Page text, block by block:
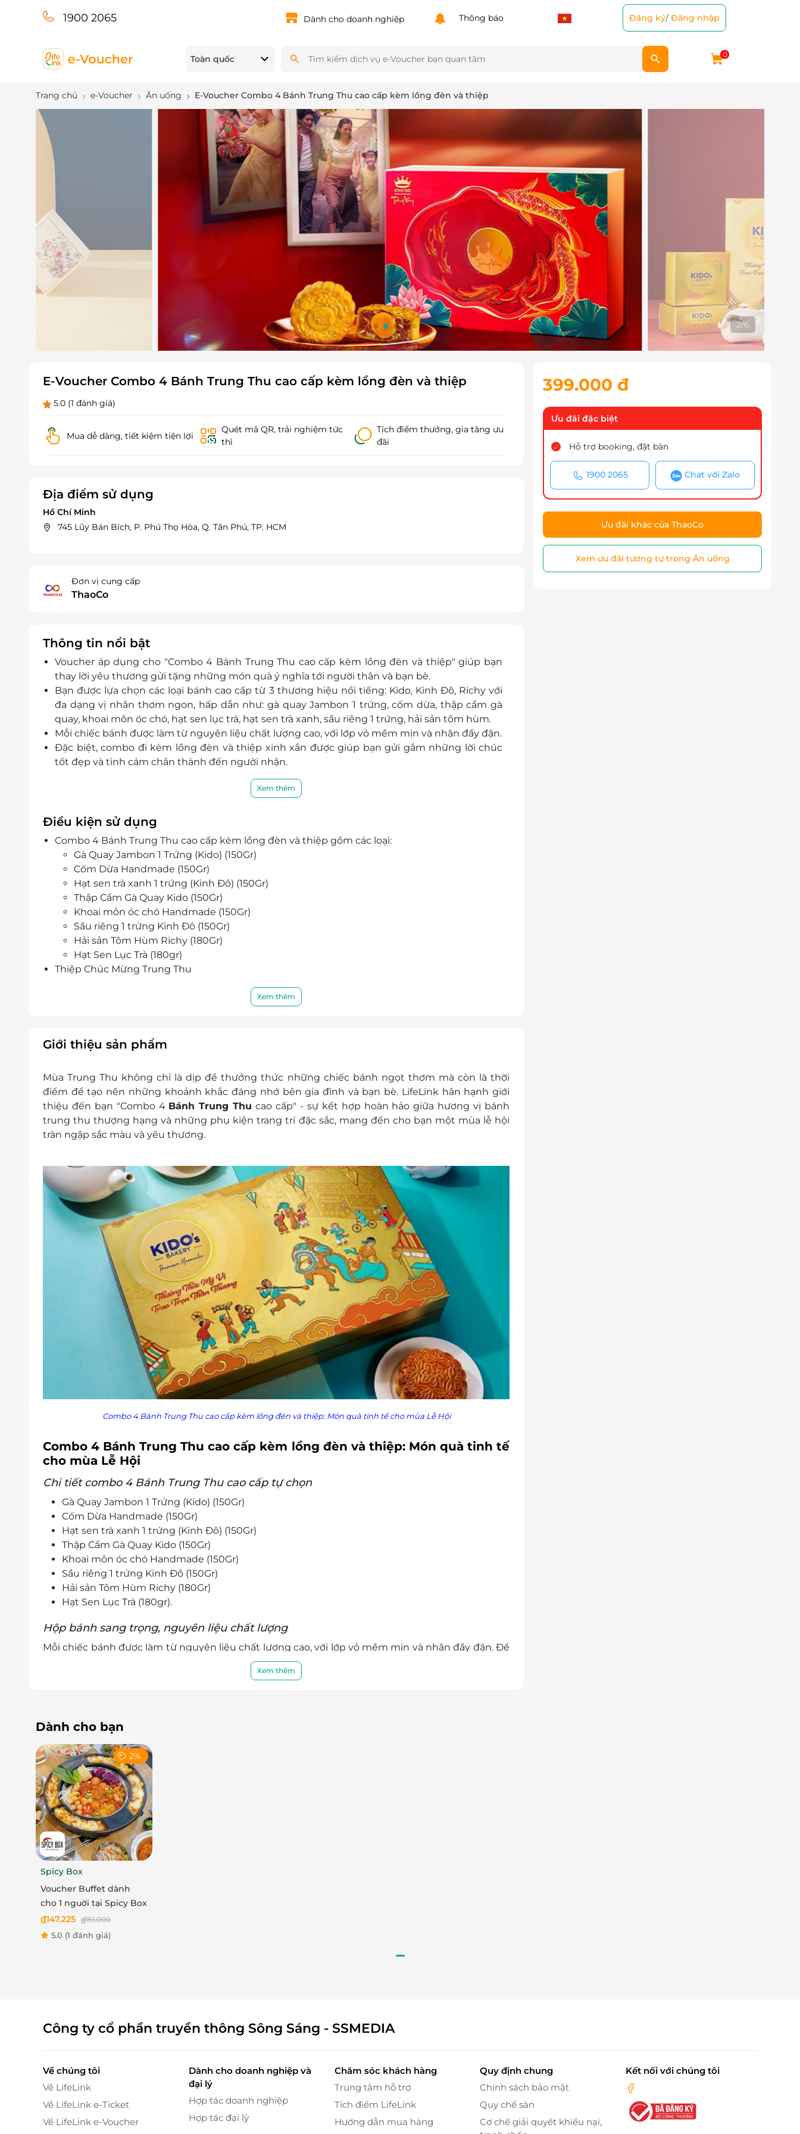
1900 2065 Dành cho doanh nghiệp Thông báo Đăng ký/Đăng nhập
Toàn quốc 0
Trang chủ e-Voucher Ăn uống E-Voucher Combo 4 Bánh Trung Thu cao cấp kèm lồng đèn và thiệp
3/6
E-Voucher Combo 4 Bánh Trung Thu cao cấp kèm lồng đèn và thiệp
5.0 (1 đánh giá)
Mua dễ dàng, tiết kiệm tiện lợi
Quét mã QR, trải nghiệm tức
thì
Tích điểm thưởng, gia tăng ưu
đãi
Địa điểm sử dụng
Hồ Chí Minh
745 Lũy Bán Bích, P. Phú Thọ Hòa, Q. Tân Phú, TP. HCM
Đơn vị cung cấp
ThaoCo
Thông tin nổi bật
Voucher áp dụng cho "Combo 4 Bánh Trung Thu cao cấp kèm lồng đèn và thiệp" giúp bạn
thay lời yêu thương gửi tặng những món quà ý nghĩa tới người thân và bạn bè.
Bạn được lựa chọn các loại bánh cao cấp từ 3 thương hiệu nổi tiếng: Kido, Kinh Đô, Richy với
đa dạng vị nhân thơm ngon, hấp dẫn như: gà quay Jambon 1 trứng, cốm dừa, thập cẩm gà
quay, khoai môn óc chó, hạt sen lục trà, hạt sen trà xanh, sầu riêng 1 trứng, hải sản tôm hùm.
Mỗi chiếc bánh được làm từ nguyên liệu chất lượng cao, với lớp vỏ mềm mịn và nhân đầy đặn.
Đặc biệt, combo đi kèm lồng đèn và thiệp xinh xắn được giúp bạn gửi gắm những lời chúc
tốt đẹp và tình cảm chân thành đến người nhận.
Xem thêm
Điều kiện sử dụng
Combo 4 Bánh Trung Thu cao cấp kèm lồng đèn và thiệp gồm các loại:
Gà Quay Jambon 1 Trứng (Kido) (150Gr)
Cốm Dừa Handmade (150Gr)
Hạt sen trà xanh 1 trứng (Kinh Đô) (150Gr)
Thập Cẩm Gà Quay Kido (150Gr)
Khoai môn óc chó Handmade (150Gr)
Sầu riêng 1 trứng Kinh Đô (150Gr)
Hải sản Tôm Hùm Richy (180Gr)
Hạt Sen Lục Trà (180gr)
Thiệp Chúc Mừng Trung Thu
Thương hiệu & xuất xứ: KIDO; KINH ĐÔ; RICHY
voucher/ hóa đơn
Khách hàng có thể nhận hàng bằng cách:
Bích, P. Phú Thọ Hòa, Q. Tân Phú, TP. HCM - 0847 172 971
Hotline: 0862 871 872 Hoặc 0909 171 971
Điều kiện khác:
Một khách hàng được mua nhiều E-Voucher/E-Coupon
E-Voucher/E-Coupon không có giá trị quy đổi thành tiền mặt, không trả lại tiền thừa
Giá chưa bao gồm VAT.
Xem thêm
Giới thiệu sản phẩm
Mùa Trung Thu không chỉ là dịp để thưởng thức những chiếc bánh ngọt thơm mà còn là thời
điểm để tạo nên những khoảnh khắc đáng nhớ bên gia đình và bạn bè. LifeLink hân hạnh giới
thiệu đến bạn "Combo 4 Bánh Trung Thu cao cấp" - sự kết hợp hoàn hảo giữa hương vị bánh
trung thu thượng hạng và những phụ kiện trang trí đặc sắc, mang đến cho bạn một mùa lễ hội
tràn ngập sắc màu và yêu thương.
Combo 4 Bánh Trung Thu cao cấp kèm lồng đèn và thiệp: Món quà tinh tế cho mùa Lễ Hội
Combo 4 Bánh Trung Thu cao cấp kèm lồng đèn và thiệp: Món quà tinh tế
cho mùa Lễ Hội
Chi tiết combo 4 Bánh Trung Thu cao cấp tự chọn
Gà Quay Jambon 1 Trứng (Kido) (150Gr)
Cốm Dừa Handmade (150Gr)
Hạt sen trà xanh 1 trứng (Kinh Đô) (150Gr)
Thập Cẩm Gà Quay Kido (150Gr)
Khoai môn óc chó Handmade (150Gr)
Sầu riêng 1 trứng Kinh Đô (150Gr)
Hải sản Tôm Hùm Richy (180Gr)
Hạt Sen Lục Trà (180gr).
Hộp bánh sang trọng, nguyên liệu chất lượng
Mỗi chiếc bánh được làm từ nguyên liệu chất lượng cao, với lớp vỏ mềm mịn và nhân đầy đặn. Để
thêm phần hoàn hảo, combo 4 Bánh Trung Thu đã bao gồm một hộp đựng bánh đẹp mắt, được
chọn ngẫu nhiên từ các mẫu hộp của Kinh Đô, Kido. Hộp bánh không chỉ bảo vệ sản phẩm mà
Xem thêm
399.000 đ
Ưu đãi đặc biệt
Hỗ trợ booking, đặt bàn
1900 2065 Chat với Zalo
Ưu đãi khác của ThaoCo
Xem ưu đãi tương tự trong Ăn uống
Dành cho bạn
2%
Spicy Box
Voucher Buffet dành
cho 1 nguời tại Spicy Box
đ147.225 đ151.000
5.0 (1 đánh giá)
Công ty cổ phần truyền thông Sông Sáng - SSMEDIA
Về chúng tôi
Về LifeLink
Về LifeLink e-Ticket
Về LifeLink e-Voucher
Dành cho doanh nghiệp và
đại lý
Hợp tác doanh nghiệp
Hợp tác đại lý
Chăm sóc khách hàng
Trung tâm hỗ trợ
Tích điểm LifeLink
Hướng dẫn mua hàng
Quy định chung
Chính sách bảo mật
Quy chế sàn
Cơ chế giải quyết khiếu nại,
Kết nối với chúng tôi